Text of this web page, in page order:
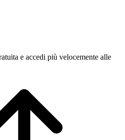
e accedi più velocemente alle